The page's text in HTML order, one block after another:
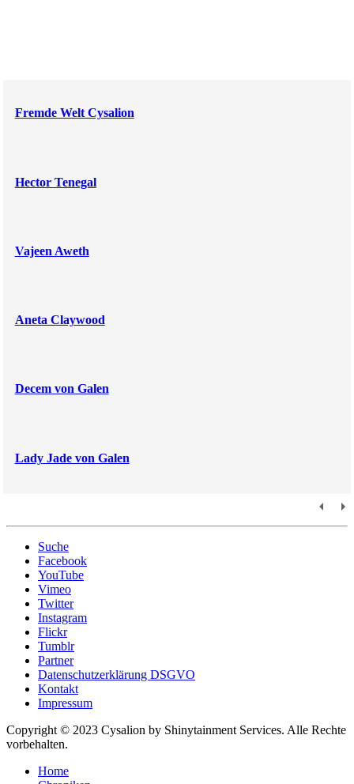
Fremde Welt Cysalion
Hector Tenegal
Vajeen Aweth
Aneta Claywood
Decem von Galen
Lady Jade von Galen
Suche
Facebook
YouTube
Vimeo
Twitter
Instagram
Flickr
Tumblr
Partner
Datenschutzerklärung DSGVO
Kontakt
Impressum
Copyright © 2023 Cysalion by Shinytainment Services. Alle Rechte
vorbehalten.
Home